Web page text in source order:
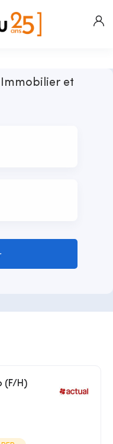
Immobilier et
(F/H)